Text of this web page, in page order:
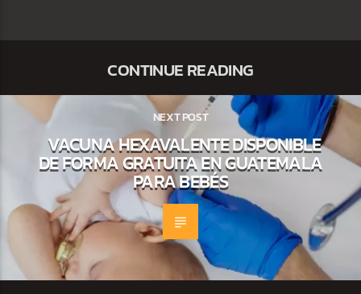
CONTINUE READING
NEXT POST
VACUNA HEXAVALENTE DISPONIBLE
DE FORMA GRATUITA EN GUATEMALA
PARA BEBÉS